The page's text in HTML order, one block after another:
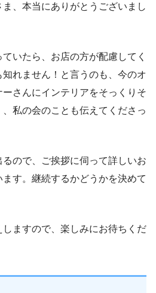
、本当にありがとうございまし
いたら、お店の方が配慮してく
れません！と言うのも、今のオ
さんにインテリアをそっくりそ
私の会のことも伝えてくださっ
ので、ご挨拶に伺って詳しいお
す。継続するかどうかを決めて
ますので、楽しみにお待ちくだ